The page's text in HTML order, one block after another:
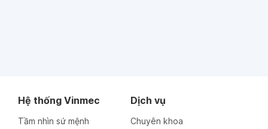
Hệ thống Vinmec
Tầm nhìn sứ mệnh
Dịch vụ
Chuyên khoa